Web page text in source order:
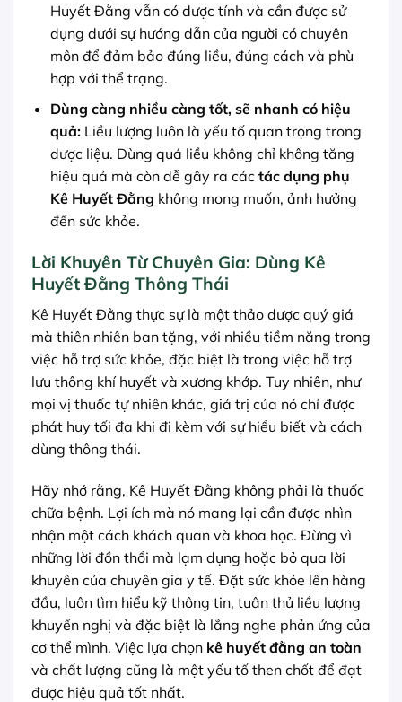
Huyết Đằng vẫn có dược tính và cần được sử
dụng dưới sự hướng dẫn của người có chuyên
môn để đảm bảo đúng liều, đúng cách và phù
hợp với thể trạng.
Dùng càng nhiều càng tốt, sẽ nhanh có hiệu
quả:Liều lượng luôn là yếu tố quan trọng trong
dược liệu. Dùng quá liều không chỉ không tăng
hiệu quả mà còn dễ gây ra các tác dụng phụ
Kê Huyết Đằng không mong muốn, ảnh hưởng
đến sức khỏe.
Lời Khuyên Từ Chuyên Gia: Dùng Kê
Huyết Đằng Thông Thái
Kê Huyết Đằng thực sự là một thảo dược quý giá
mà thiên nhiên ban tặng, với nhiều tiềm năng trong
việc hỗ trợ sức khỏe, đặc biệt là trong việc hỗ trợ
lưu thông khí huyết và xương khớp. Tuy nhiên, như
mọi vị thuốc tự nhiên khác, giá trị của nó chỉ được
phát huy tối đa khi đi kèm với sự hiểu biết và cách
dùng thông thái.
Hãy nhớ rằng, Kê Huyết Đằng không phải là thuốc
chữa bệnh. Lợi ích mà nó mang lại cần được nhìn
nhận một cách khách quan và khoa học. Đừng vì
những lời đồn thổi mà lạm dụng hoặc bỏ qua lời
khuyên của chuyên gia y tế. Đặt sức khỏe lên hàng
đầu, luôn tìm hiểu kỹ thông tin, tuân thủ liều lượng
khuyến nghị và đặc biệt là lắng nghe phản ứng của
cơ thể mình. Việc lựa chọn kê huyết đằng an toàn
và chất lượng cũng là một yếu tố then chốt để đạt
được hiệu quả tốt nhất.